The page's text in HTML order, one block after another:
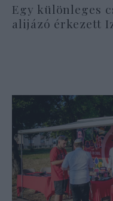
Egy különleges
alijázó érkezett